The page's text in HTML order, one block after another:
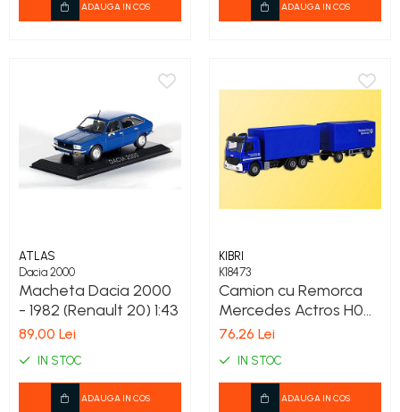
ADAUGA IN COS ADAUGA IN COS
ATLAS
Dacia 2000
Macheta Dacia 2000
- 1982 (Renault 20) 1:43
89,00 Lei
IN STOC
ADAUGA IN COS
KIBRI
K18473
Camion cu Remorca
Mercedes Actros H0
Kibri 18473
76,26 Lei
IN STOC
ADAUGA IN COS